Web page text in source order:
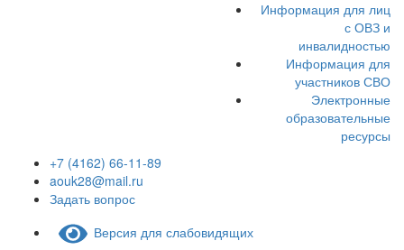
Информация для лиц
с ОВЗ и
инвалидностью
Информация для
участников СВО
Электронные
образовательные
ресурсы
+7 (4162) 66-11-89
aouk28@mail.ru
Задать вопрос
Версия для слабовидящих